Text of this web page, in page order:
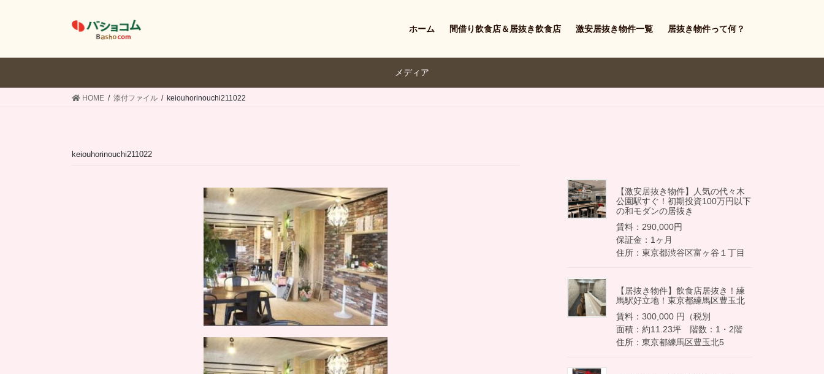
ホーム 間借り飲食店＆居抜き飲食店 激安居抜き物件一覧 居抜き物件って何？
メディア
HOME 添付ファイル keiouhorinouchi211022
keiouhorinouchi211022
【激安居抜き物件】人気の代々木
公園駅すぐ！初期投資100万円以下
の和モダンの居抜き
賃料：290,000円
保証金：1ヶ月
住所：東京都渋谷区富ヶ谷１丁目
【居抜き物件】飲食店居抜き！練
馬駅好立地！東京都練馬区豊玉北
賃料：300,000 円（税別
面積：約11.23坪 階数：1・2階
住所：東京都練馬区豊玉北5